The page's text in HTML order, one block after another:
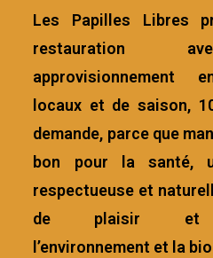
Les Papilles Libres
restauration
approvisionnement
locaux et de saison,
demande, parce que
bon pour la santé,
respectueuse et
de plaisir et
l’environnement et la